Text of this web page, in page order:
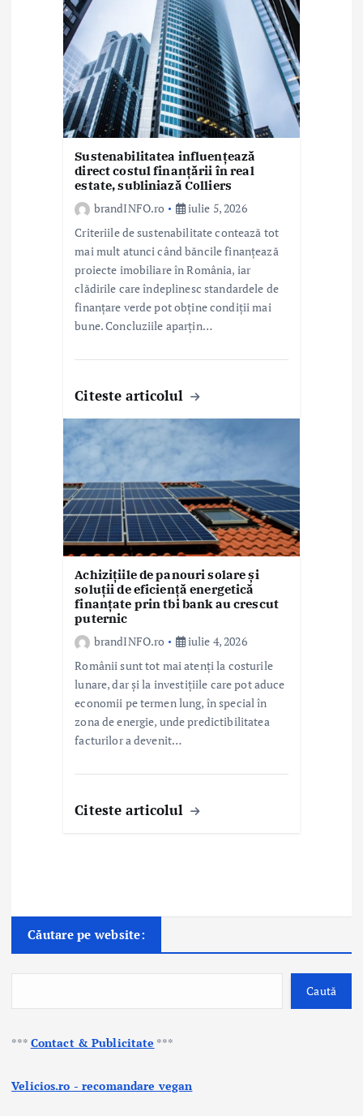
Sustenabilitatea influențează
direct costul finanțării în real
estate, subliniază Colliers
brandINFO.ro
iulie 5, 2026
Criteriile de sustenabilitate contează tot
mai mult atunci când băncile finanțează
proiecte imobiliare în România, iar
clădirile care îndeplinesc standardele de
finanțare verde pot obține condiții mai
bune. Concluziile aparțin…
Citeste articolul
Achizițiile de panouri solare și
soluții de eficiență energetică
finanțate prin tbi bank au crescut
puternic
brandINFO.ro
iulie 4, 2026
Românii sunt tot mai atenți la costurile
lunare, dar și la investițiile care pot aduce
economii pe termen lung, în special în
zona de energie, unde predictibilitatea
facturilor a devenit…
Citeste articolul
Căutare pe website:
Caută
*** Contact & Publicitate ***
Velicios.ro - recomandare vegan